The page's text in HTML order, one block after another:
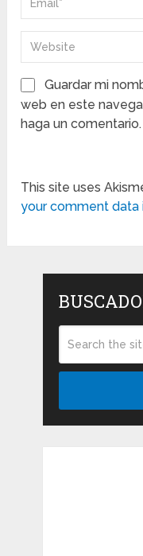
Guardar mi
web en este
haga un comentario.
This site uses
your comment data